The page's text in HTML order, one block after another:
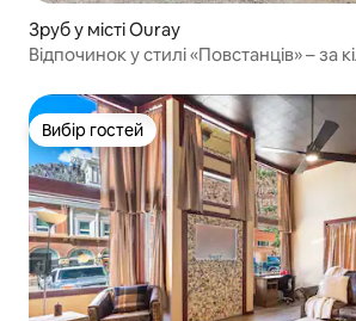
Зруб у місті Ouray
Відпочинок у стилі «Повстанців» – за
Вибір гостей
Вибір гостей